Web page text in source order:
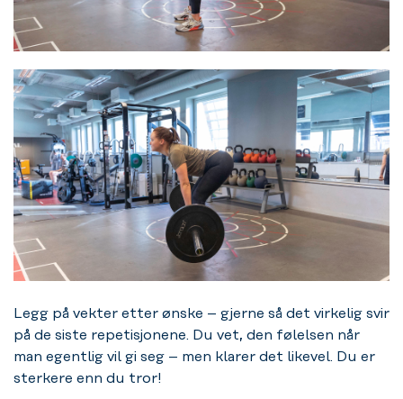
Legg på vekter etter ønske – gjerne så det virkelig svir
på de siste repetisjonene. Du vet, den følelsen når
man egentlig vil gi seg – men klarer det likevel. Du er
sterkere enn du tror!